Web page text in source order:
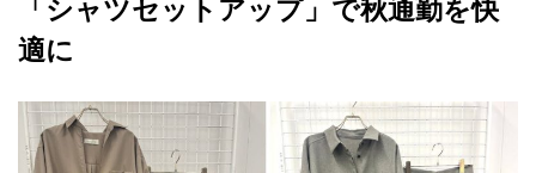
「シャツセットアップ」で秋通勤を快
適に